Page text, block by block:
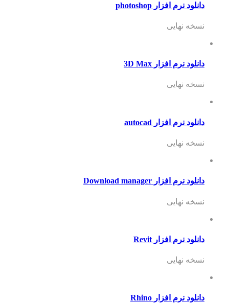
دانلود نرم افزار photoshop
نسخه نهایی
دانلود نرم افزار 3D Max
نسخه نهایی
دانلود نرم افزار autocad
نسخه نهایی
دانلود نرم افزار Download manager
نسخه نهایی
دانلود نرم افزار Revit
نسخه نهایی
دانلود نرم افزار Rhino